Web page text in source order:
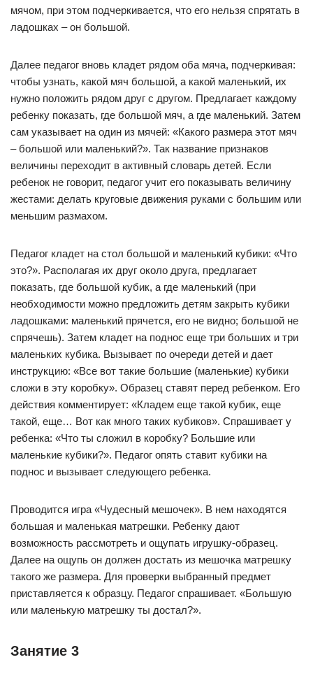
мячом, при этом подчеркивается, что его нельзя спрятать в
ладошках – он большой.
Далее педагог вновь кладет рядом оба мяча, подчеркивая:
чтобы узнать, какой мяч большой, а какой маленький, их
нужно положить рядом друг с другом. Предлагает каждому
ребенку показать, где большой мяч, а где маленький. Затем
сам указывает на один из мячей: «Какого размера этот мяч
– большой или маленький?». Так название признаков
величины переходит в активный словарь детей. Если
ребенок не говорит, педагог учит его показывать величину
жестами: делать круговые движения руками с большим или
меньшим размахом.
Педагог кладет на стол большой и маленький кубики: «Что
это?». Располагая их друг около друга, предлагает
показать, где большой кубик, а где маленький (при
необходимости можно предложить детям закрыть кубики
ладошками: маленький прячется, его не видно; большой не
спрячешь). Затем кладет на поднос еще три больших и три
маленьких кубика. Вызывает по очереди детей и дает
инструкцию: «Все вот такие большие (маленькие) кубики
сложи в эту коробку». Образец ставят перед ребенком. Его
действия комментирует: «Кладем еще такой кубик, еще
такой, еще… Вот как много таких кубиков». Спрашивает у
ребенка: «Что ты сложил в коробку? Большие или
маленькие кубики?». Педагог опять ставит кубики на
поднос и вызывает следующего ребенка.
Проводится игра «Чудесный мешочек». В нем находятся
большая и маленькая матрешки. Ребенку дают
возможность рассмотреть и ощупать игрушку-образец.
Далее на ощупь он должен достать из мешочка матрешку
такого же размера. Для проверки выбранный предмет
приставляется к образцу. Педагог спрашивает. «Большую
или маленькую матрешку ты достал?».
Занятие 3